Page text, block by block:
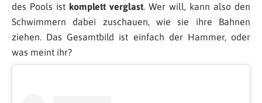
des Pools ist komplett verglast. Wer will, kann also den
Schwimmern dabei zuschauen, wie sie ihre Bahnen
ziehen. Das Gesamtbild ist einfach der Hammer, oder
was meint ihr?